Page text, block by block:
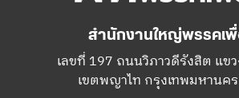
สำนักงานใหญ่พรรคเพื่
เลขที่ 197 ถนนวิภาวดีรังสิต แข
เขตพญาไท กรุงเทพมหานค